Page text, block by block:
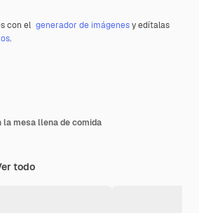
con el generador de imágenesy edítalas
.
la mesa llena de comida
todo